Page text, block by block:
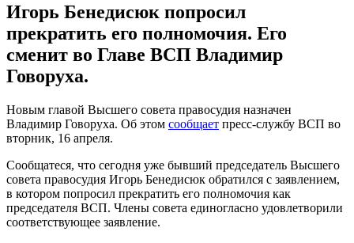
Игорь Бенедисюк попросил
прекратить его полномочия. Его
сменит во Главе ВСП Владимир
Говоруха.
Новым главой Высшего совета правосудия назначен
Владимир Говоруха. Об этом сообщает пресс-службу ВСП во
вторник, 16 апреля.
Сообщатеся, что сегодня уже бывший председатель Высшего
совета правосудия Игорь Бенедисюк обратился с заявлением,
в котором попросил прекратить его полномочия как
председателя ВСП. Члены совета единогласно удовлетворили
соответствующее заявление.